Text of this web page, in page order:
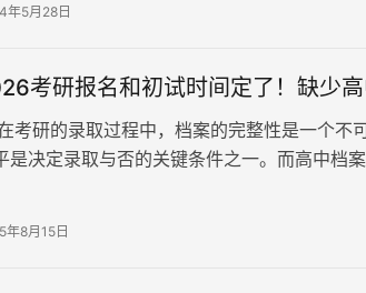
年5月28日
考研报名和初试时间定了！缺少高
研的录取过程中，档案的完整性是一个不
是决定录取与否的关键条件之一。而高中档
年8月15日